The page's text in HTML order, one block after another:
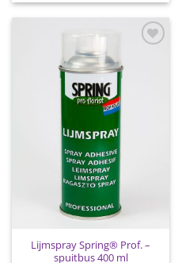
wenslijst
Lijmspray Spring® Prof. –
spuitbus 400 ml